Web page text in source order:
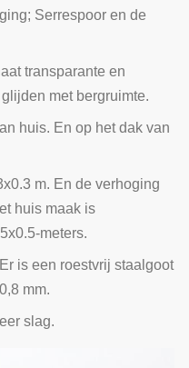
Serrespoor en de
transparante en
met bergruimte.
huis. En op het dak van
m. En de verhoging
huis maak is
meters.
is een roestvrij staalgoot
mm.
slag.